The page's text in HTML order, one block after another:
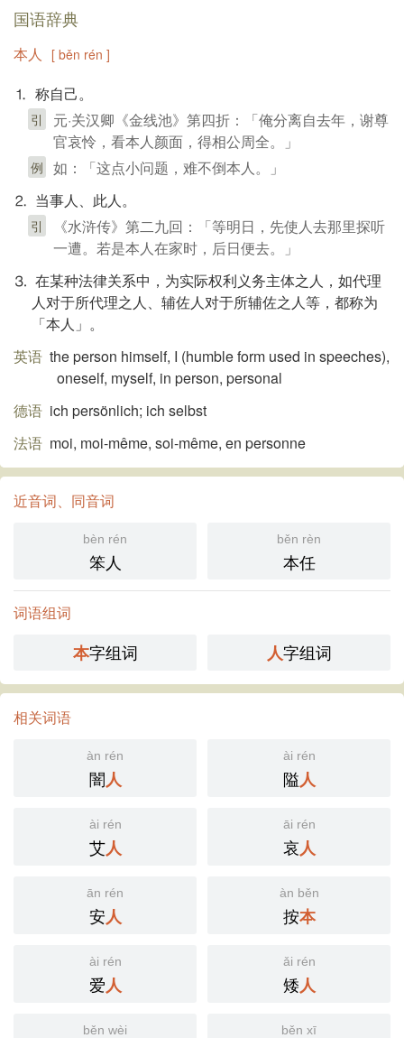
国语辞典
本人 [ běn rén ]
⒈ 称自己。
引
元·关汉卿《金线池》第四折：「俺分离自去年，谢尊
官哀怜，看本人颜面，得相公周全。」
例 如：「这点小问题，难不倒本人。」
⒉ 当事人、此人。
引
《水浒传》第二九回：「等明日，先使人去那里探听
一遭。若是本人在家时，后日便去。」
⒊ 在某种法律关系中，为实际权利义务主体之人，如代理
人对于所代理之人、辅佐人对于所辅佐之人等，都称为
「本人」。
英语 the person himself, I (humble form used in speeches)​,
oneself, myself, in person, personal
德语 ich persönlich; ich selbst
法语 moi, moi-même, soi-même, en personne
近音词、同音词
bèn rén
笨人
běn rèn
本任
词语组词
本字组词 人字组词
相关词语
àn rén
闇人
ài rén
隘人
ài rén
艾人
āi rén
哀人
ān rén
安人
àn běn
按本
ài rén
爱人
ǎi rén
矮人
běn wèi běn xī